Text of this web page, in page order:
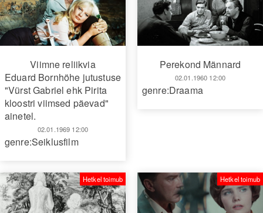
Viimne reliikvia
Eduard Bornhöhe jutustuse
"Vürst Gabriel ehk Pirita
kloostri viimsed päevad"
ainetel.
02.01.1969 12:00
genre:Seiklusfilm
Perekond Männard
02.01.1960 12:00
genre:Draama
Hetkel toimub Hetkel toimub